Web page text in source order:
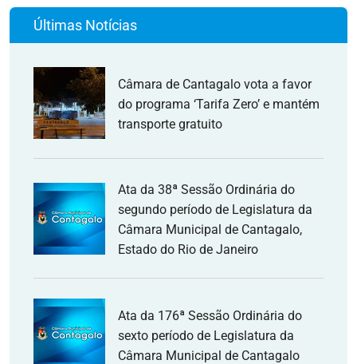
Últimas Notícias
Câmara de Cantagalo vota a favor
do programa ‘Tarifa Zero’ e mantém
transporte gratuito
Ata da 38ª Sessão Ordinária do
segundo período de Legislatura da
Câmara Municipal de Cantagalo,
Estado do Rio de Janeiro
Ata da 176ª Sessão Ordinária do
sexto período de Legislatura da
Câmara Municipal de Cantagalo